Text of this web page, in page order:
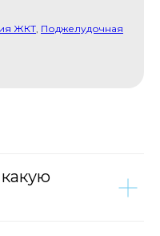
ЖКТ, Поджелудочная